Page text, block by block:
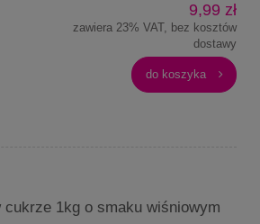
9,99 zł
zawiera 23% VAT, bez kosztów
dostawy
do koszyka
1kg o smaku wiśniowym